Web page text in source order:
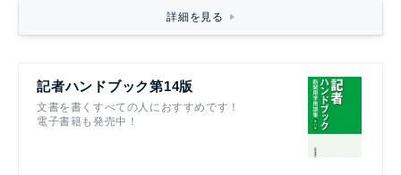
詳細を見る
記者ハンドブック第14版
文書を書くすべての人におすすめです！
電子書籍も発売中！